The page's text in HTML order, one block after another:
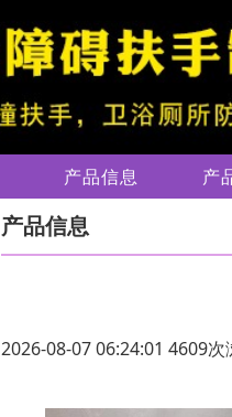
产品信息 产
产品信息
2026-08-07 06:24:01 4609次